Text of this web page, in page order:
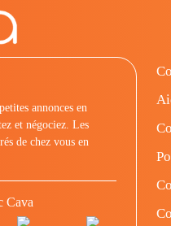
annonces en
et négociez. Les
de chez vous en
Cava